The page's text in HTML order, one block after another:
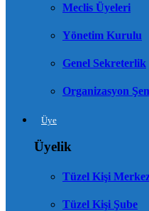
Meclis Üyeleri
Yönetim Kurulu
Genel Sekreterlik
Organizasyon
Üye
Üyelik
Tüzel Kişi
Tüzel Kişi Şube